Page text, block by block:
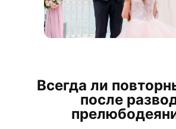
Всегда ли
после